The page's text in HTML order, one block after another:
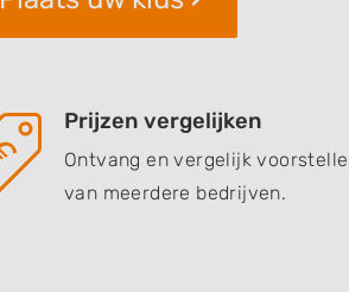
Prijzen vergelijken
Ontvang en vergelijk
van meerdere bedrijven.